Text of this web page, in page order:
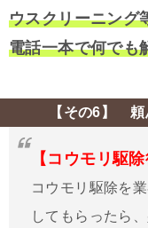
ウスクリーニング
電話一本で何でも
【その6】 頼
【コウモリ駆
コウモリ駆除を
してもらったら